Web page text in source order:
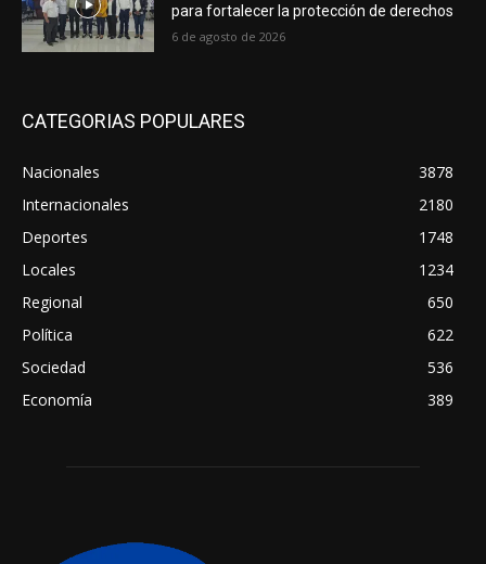
para fortalecer la protección de derechos
6 de agosto de 2026
CATEGORIAS POPULARES
Nacionales
3878
Internacionales
2180
Deportes
1748
Locales
1234
Regional
650
Política
622
Sociedad
536
Economía
389